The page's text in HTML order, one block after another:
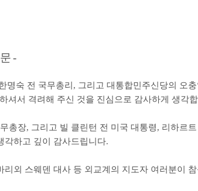
문-
명숙 전 국무총리 , 그리고 대통합민주신당의 오
셔서 격려해 주신 것을 진심으로 감사하게 생각
총장, 그리고 빌 클린턴 전 미국 대통령, 리하르
각하고 깊이 감사드립니다.
리외 스웨덴 대사 등 외교계의 지도자 여러분이